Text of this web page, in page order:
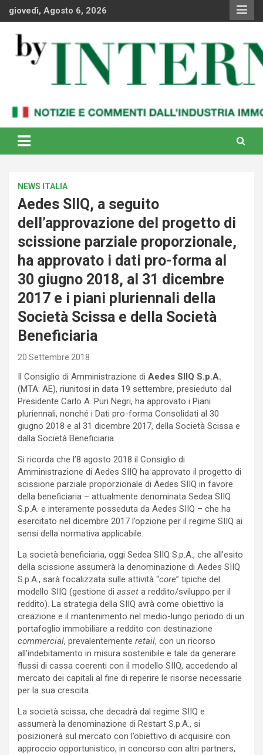
Skipgiovedì, Agosto 6, 2026
By Internews
internazionale
NEWS ITALIA
Aedes SIIQ, a seguito
dell’approvazione del progetto di
scissione parziale proporzionale,
ha approvato i dati pro-forma al
30 giugno 2018, al 31 dicembre
2017 e i piani pluriennali della
Società Scissa e della Società
Beneficiaria
20 Settembre 2018
Il Consiglio di Amministrazione di Aedes SIIQ S.p.A.
(MTA: AE), riunitosi in data 19 settembre, presieduto dal
Presidente Carlo A. Puri Negri, ha approvato i Piani
pluriennali, nonché i Dati pro-forma Consolidati al 30
giugno 2018 e al 31 dicembre 2017, della Società Scissa e
dalla Società Beneficiaria.
Si ricorda che l’8 agosto 2018 il Consiglio di
Amministrazione di Aedes SIIQ ha approvato il progetto di
scissione parziale proporzionale di Aedes SIIQ in favore
della beneficiaria – attualmente denominata Sedea SIIQ
S.p.A. e interamente posseduta da Aedes SIIQ – che ha
esercitato nel dicembre 2017 l’opzione per il regime SIIQ ai
sensi della normativa applicabile.
La società beneficiaria, oggi Sedea SIIQ S.p.A., che all’esito
della scissione assumerà la denominazione di Aedes SIIQ
S.p.A., sarà focalizzata sulle attività “core” tipiche del
modello SIIQ (gestione di asset a reddito/sviluppo per il
reddito). La strategia della SIIQ avrà come obiettivo la
creazione e il mantenimento nel medio-lungo periodo di un
portafoglio immobiliare a reddito con destinazione
commercial, prevalentemente retail, con un ricorso
all’indebitamento in misura sostenibile e tale da generare
flussi di cassa coerenti con il modello SIIQ, accedendo al
mercato dei capitali al fine di reperire le risorse necessarie
per la sua crescita.
La società scissa, che decadrà dal regime SIIQ e
assumerà la denominazione di Restart S.p.A., si
posizionerà sul mercato con l’obiettivo di acquisire con
approccio opportunistico, in concorso con altri partners,